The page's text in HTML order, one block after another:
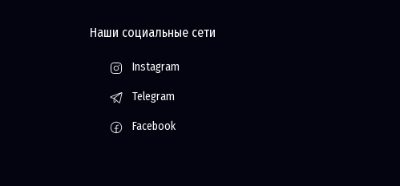
Наши социальные сети
Instagram
Telegram
Facebook